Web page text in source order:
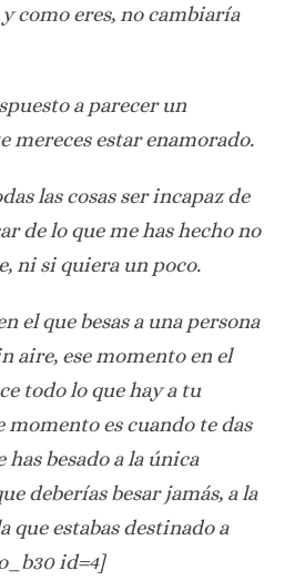
como eres, no cambiaría
a parecer un
mereces estar enamorado.
las cosas ser incapaz de
de lo que me has hecho no
ni si quiera un poco.
el que besas a una persona
aire, ese momento en el
todo lo que hay a tu
momento es cuando te das
has besado a la única
deberías besar jamás, a la
que estabas destinado a
id=4]